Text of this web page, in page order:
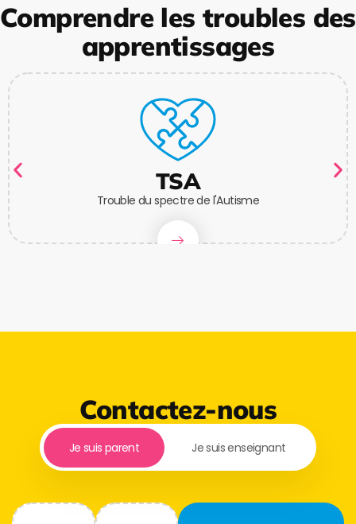
Comprendre les troubles des
apprentissages
TSA
Trouble du spectre de l'Autisme
Contactez-nous
Je suis parent Je suis enseignant